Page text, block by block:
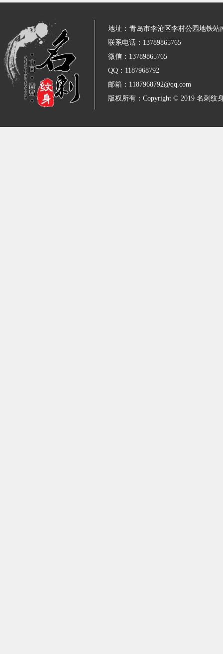
地址： 青岛市李沧区李村公园地铁站
联系电话：13789865765
微信：13789865765
QQ：1187968792
邮箱：1187968792@qq.com
版权所有：Copyright © 2019 名刺纹